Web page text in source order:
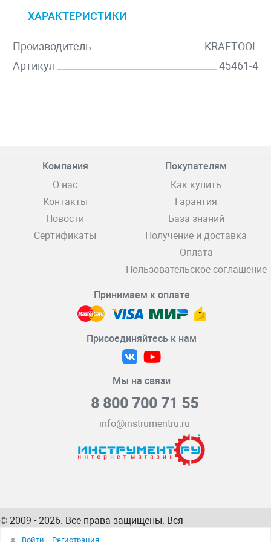
ХАРАКТЕРИСТИКИ
Производитель
KRAFTOOL
Артикул
45461-4
Компания
О нас
Контакты
Новости
Сертификаты
Покупателям
Как купить
Гарантия
База знаний
Получение и доставка
Оплата
Пользовательское соглашение
Принимаем к оплате
Присоединяйтесь к нам
Мы на связи
8 800 700 71 55
info@instrumentru.ru
© 2009 - 2026. Все права защищены. Вся
информация на сайте – собственность
Войти Регистрация